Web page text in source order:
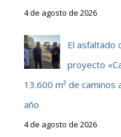
4 de agosto de 2026
El asfaltado
proyecto
13.600 m² de
año
4 de agosto de 2026